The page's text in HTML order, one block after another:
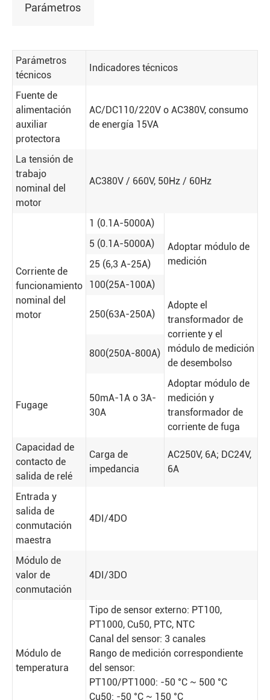
Parámetros
Parámetros
técnicos
Indicadores técnicos
Fuente de
alimentación
auxiliar
protectora
AC/DC110/220V o AC380V, consumo
de energía 15VA
La tensión de
trabajo
nominal del
motor
AC380V / 660V, 50Hz / 60Hz
Corriente de
funcionamiento
nominal del
motor
1 (0.1A-5000A)
Adoptar módulo de
medición
5 (0.1A-5000A)
25 (6,3 A-25A)
100(25A-100A)
250(63A-250A)
Adopte el
transformador de
corriente y el
módulo de medición
de desembolso
800(250A-800A)
Fugage
50mA-1A o 3A-
30A
Adoptar módulo de
medición y
transformador de
corriente de fuga
Capacidad de
contacto de
salida de relé
Carga de
impedancia
AC250V, 6A; DC24V,
6A
Entrada y
salida de
conmutación
maestra
4DI/4DO
Módulo de
valor de
conmutación
4DI/3DO
Módulo de
temperatura
Tipo de sensor externo: PT100,
PT1000, Cu50, PTC, NTC
Canal del sensor: 3 canales
Rango de medición correspondiente
del sensor:
PT100/PT1000: -50 °C ~ 500 °C
Cu50: -50 °C ~ 150 °C